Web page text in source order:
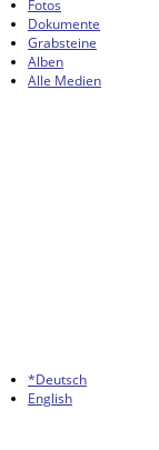
Fotos
Dokumente
Grabsteine
Alben
Alle Medien
*Deutsch
English